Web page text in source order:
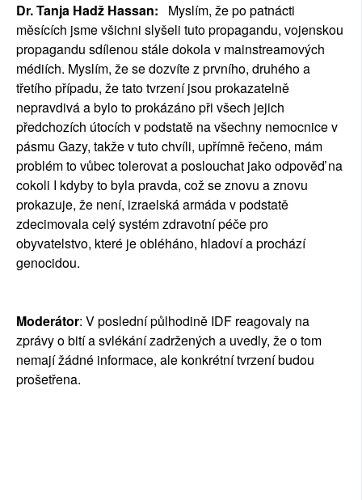
Dr. Tanja Hadž Hassan: Myslím, že po patnácti
měsících jsme všichni slyšeli tuto propagandu, vojenskou
propagandu sdílenou stále dokola v mainstreamových
médiích. Myslím, že se dozvíte z prvního, druhého a
třetího případu, že tato tvrzení jsou prokazatelně
nepravdivá a bylo to prokázáno při všech jejich
předchozích útocích v podstatě na všechny nemocnice v
pásmu Gazy, takže v tuto chvíli, upřímně řečeno, mám
problém to vůbec tolerovat a poslouchat jako odpověď na
cokoli I kdyby to byla pravda, což se znovu a znovu
prokazuje, že není, izraelská armáda v podstatě
zdecimovala celý systém zdravotní péče pro
obyvatelstvo, které je obléháno, hladoví a prochází
genocidou.
Moderátor: V poslední půlhodině IDF reagovaly na
zprávy o bití a svlékání zadržených a uvedly, že o tom
nemají žádné informace, ale konkrétní tvrzení budou
prošetřena.